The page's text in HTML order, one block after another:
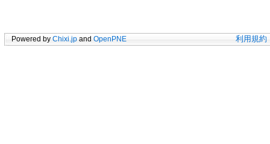
Powered by Chixi.jp and OpenPNE 利用規約